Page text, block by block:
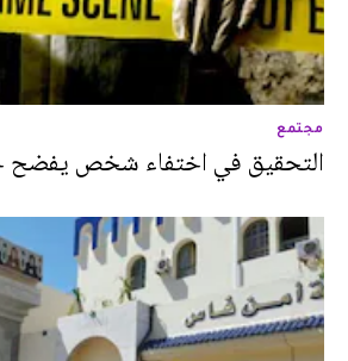
مجتمع
التحقيق في اختفاء شخص يفضح